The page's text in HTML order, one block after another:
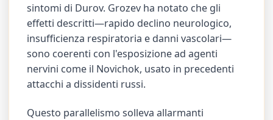
sintomi di Durov. Grozev ha notato che gli
effetti descritti—rapido declino neurologico,
insufficienza respiratoria e danni vascolari—
sono coerenti con l'esposizione ad agenti
nervini come il Novichok, usato in precedenti
attacchi a dissidenti russi.
Questo parallelismo solleva allarmanti